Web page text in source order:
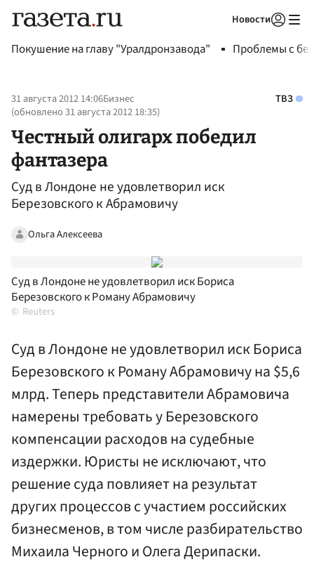
Новости
Покушение на главу "Уралдронзавода" Проблемы с
31 августа 2012 14:06Бизнес
ТВЗ
(обновлено31 августа 2012 18:35)
Честный олигарх победил
фантазера
Суд в Лондоне не удовлетворил иск
Березовского к Абрамовичу
Ольга Алексеева
Суд в Лондоне не удовлетворил иск Бориса
Березовского к Роману Абрамовичу
Reuters
Суд в Лондоне не удовлетворил иск Бориса
Березовского к Роману Абрамовичу на $5,6
млрд. Теперь представители Абрамовича
намерены требовать у Березовского
компенсации расходов на судебные
издержки. Юристы не исключают, что
решение суда повлияет на результат
других процессов с участием российских
бизнесменов, в том числе разбирательство
Михаила Черного и Олега Дерипаски.